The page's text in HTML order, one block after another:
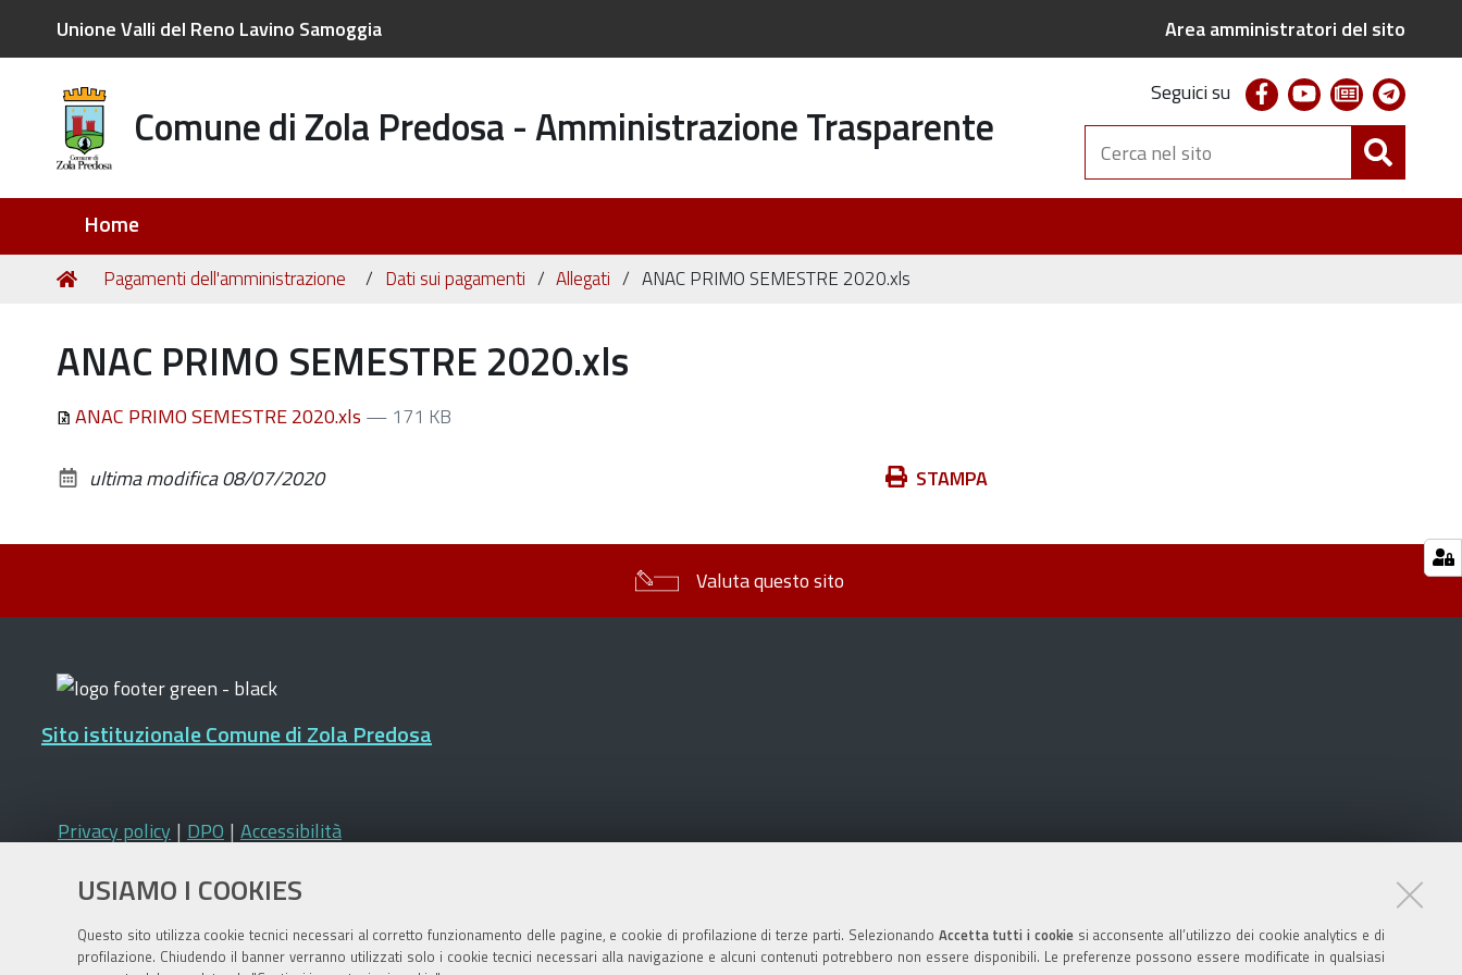
USIAMO I COOKIES
Questo sito utilizza cookie tecnici necessari al corretto funzionamento delle pagine, e cookie di profilazione di terze parti. Selezionando Accetta tutti i cookiesi acconsente all’utilizzo dei cookie analytics e di
profilazione. Chiudendo il banner verranno utilizzati solo i cookie tecnici necessari alla navigazione e alcuni contenuti potrebbero non essere disponibili. Le preferenze possono essere modificate in qualsiasi
Unione Valli del Reno Lavino Samoggia Area amministratori del sito
Comune di Zola Predosa - Amministrazione Trasparente
Seguici su facebookyoutubenewsletter
Cerca
nel
sito
Home
Tu
Home
Pagamenti dell'amministrazione Dati sui pagamenti Allegati ANAC PRIMO SEMESTRE 2020.xls
ANAC PRIMO SEMESTRE 2020.xls
ANAC PRIMO SEMESTRE 2020.xls — 171 KB
Azioni STAMPA
ultima modifica08/07/2020
Valuta questo sito
Sito istituzionale Comune di Zola Predosa
Privacy policy | DPO | Accessibilità